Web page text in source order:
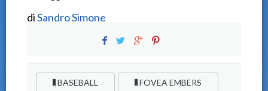
diSandro Simone
BASEBALL FOVEA EMBERS